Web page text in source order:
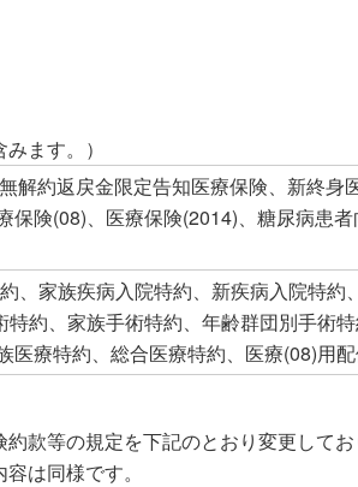
ます。）
解約返戻金限定告知医療保険、新終身
保険(08)、医療保険(2014)、糖尿病患
、家族疾病入院特約、新疾病入院特
約、家族手術特約、年齢群団別手術
医療特約、総合医療特約、医療(08)用
款等の規定を下記のとおり変更して
は同様です。